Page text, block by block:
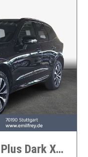
VOLVO XC60 B5 B AWD Plus Dark XC60